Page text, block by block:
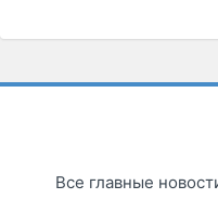
Все главные